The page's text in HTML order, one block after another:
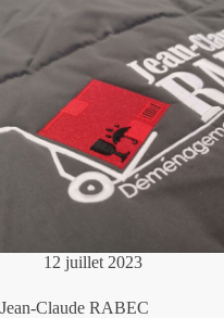
12 juillet 2023
Jean-Claude RABEC